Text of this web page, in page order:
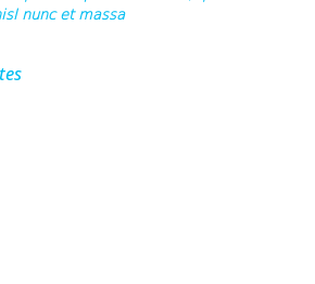
nunc et massa